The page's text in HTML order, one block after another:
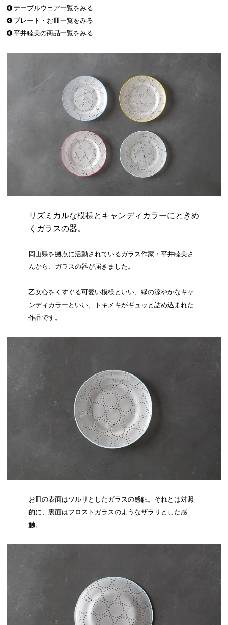
テーブルウェア一覧をみる
プレート・お皿一覧をみる
平井睦美の商品一覧をみる
リズミカルな模様とキャンディカラーにときめ
くガラスの器。
岡山県を拠点に活動されているガラス作家・平井睦美さ
んから、ガラスの器が届きました。
乙女心をくすぐる可愛い模様といい、縁の涼やかなキャ
ンディカラーといい、トキメキがギュッと詰め込まれた
作品です。
お皿の表面はツルリとしたガラスの感触。それとは対照
的に、裏面はフロストガラスのようなザラリとした感
触。